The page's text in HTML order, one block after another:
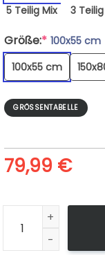
5 Teilig Mix 3 Teilig
Größe:* 100x55 cm
100x55 cm
GRÖSSENTABELLE
79,99 €
Leinwandbild My